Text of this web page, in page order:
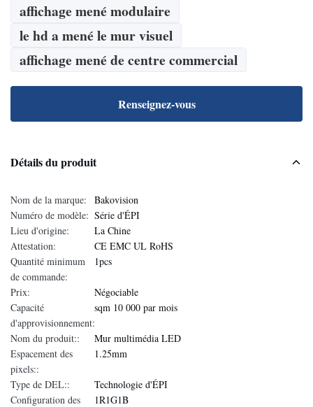
affichage mené modulaire
le hd a mené le mur visuel
affichage mené de centre commercial
Renseignez-vous
Détails du produit
Nom de la marque:
Bakovision
Numéro de modèle: Série d'ÉPI
Lieu d'origine:
La Chine
Attestation:
CE EMC UL RoHS
Quantité minimum
de commande:
1pcs
Prix:
Négociable
Capacité
d'approvisionnement:
sqm 10 000 par mois
Nom du produit::
Mur multimédia LED
Espacement des
pixels::
1.25mm
Type de DEL::
Technologie d'ÉPI
Configuration des
1R1G1B